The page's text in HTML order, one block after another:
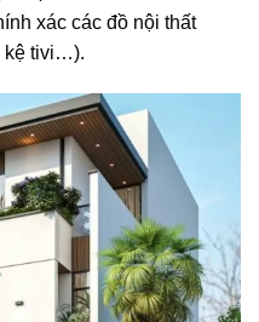
xác các đồ nội thất
kệ tivi…).